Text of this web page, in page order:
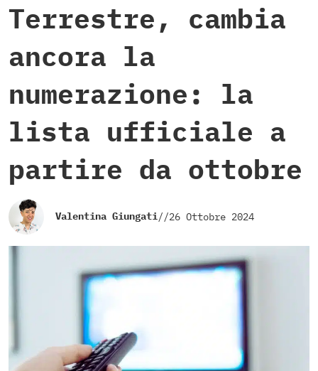
Terrestre, cambia
ancora la
numerazione: la
lista ufficiale a
partire da ottobre
Valentina Giungati//26 Ottobre 2024